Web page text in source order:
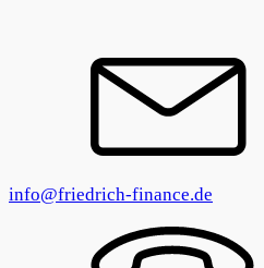
info@friedrich-finance.de